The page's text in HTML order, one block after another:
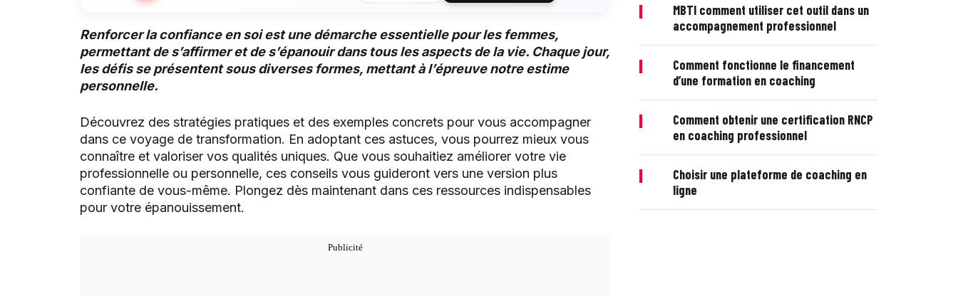
Renforcer la confiance en soi est une démarche essentielle pour les femmes,
permettant de s’affirmer et de s’épanouir dans tous les aspects de la vie. Chaque jour,
les défis se présentent sous diverses formes, mettant à l’épreuve notre estime
personnelle.
Découvrez des stratégies pratiques et des exemples concrets pour vous accompagner
dans ce voyage de transformation. En adoptant ces astuces, vous pourrez mieux vous
connaître et valoriser vos qualités uniques. Que vous souhaitiez améliorer votre vie
professionnelle ou personnelle, ces conseils vous guideront vers une version plus
confiante de vous-même. Plongez dès maintenant dans ces ressources indispensables
pour votre épanouissement.
|
MBTI comment utiliser cet outil dans un
accompagnement professionnel
|
Comment fonctionne le financement
d’une formation en coaching
|
Comment obtenir une certification RNCP
en coaching professionnel
|
Choisir une plateforme de coaching en
ligne